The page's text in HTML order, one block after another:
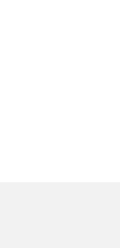
twitteren facebook
compartir en